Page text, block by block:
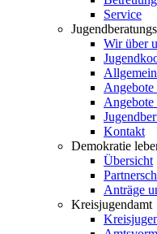
Service
Wir über
Angebote
Angebote
Kontakt
Demokratie
Übersicht
Anträge
Kreisjugendamt